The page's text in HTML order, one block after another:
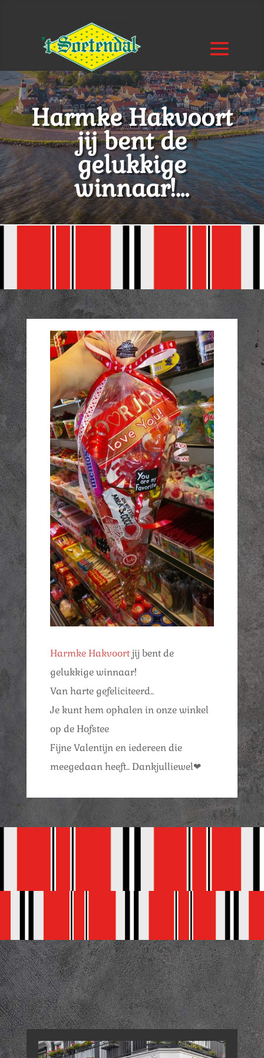
Harmke Hakvoort
jij bent de
gelukkige
winnaar!…
Harmke Hakvoortjij bent de
gelukkige winnaar!
Van harte gefeliciteerd..
Je kunt hem ophalen in onze winkel
op de Hofstee
Fijne Valentijn en iedereen die
meegedaan heeft.. Dankjulliewel❤